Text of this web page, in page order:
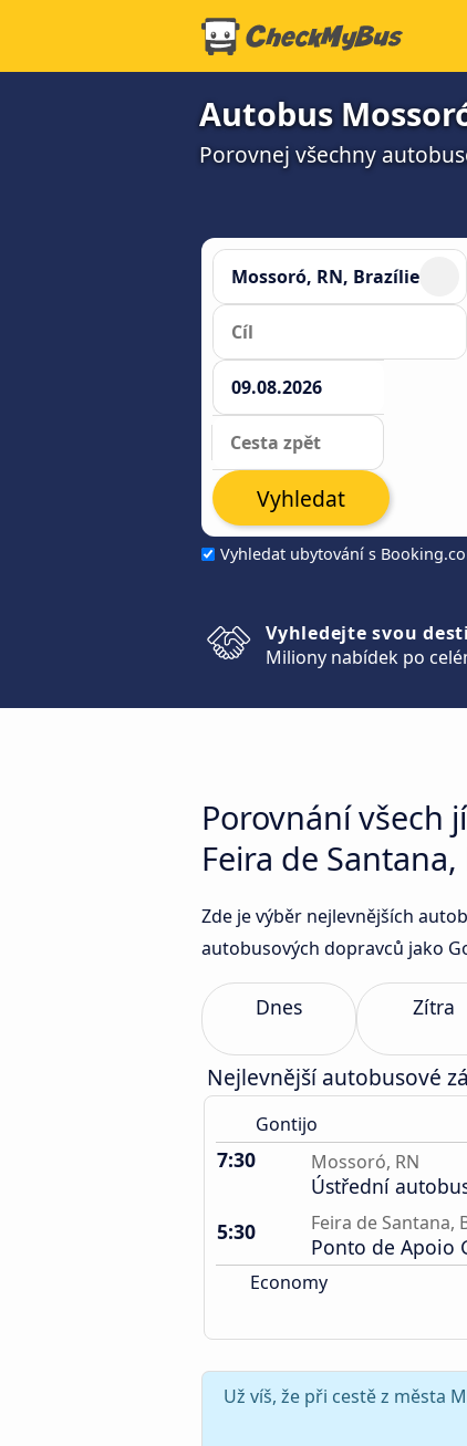
Autobus
Porovnej všechny
Vyhledat ubytování s
Vyhledat
Vyhledejte svou
Miliony nabídek po
Porovnání všech
Feira de Santana,
Zde je výběr nejlevnějších
autobusových dopravců jako
Dnes Zítra
Nejlevnější autobusové
Gontijo
7:30 Mossoró, RN
Ústřední
5:30
Feira de Santana,
Ponto de Apoio
Economy
Už víš, že při cestě z města